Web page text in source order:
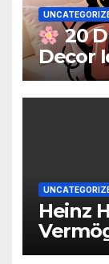
20
Decor
Heinz